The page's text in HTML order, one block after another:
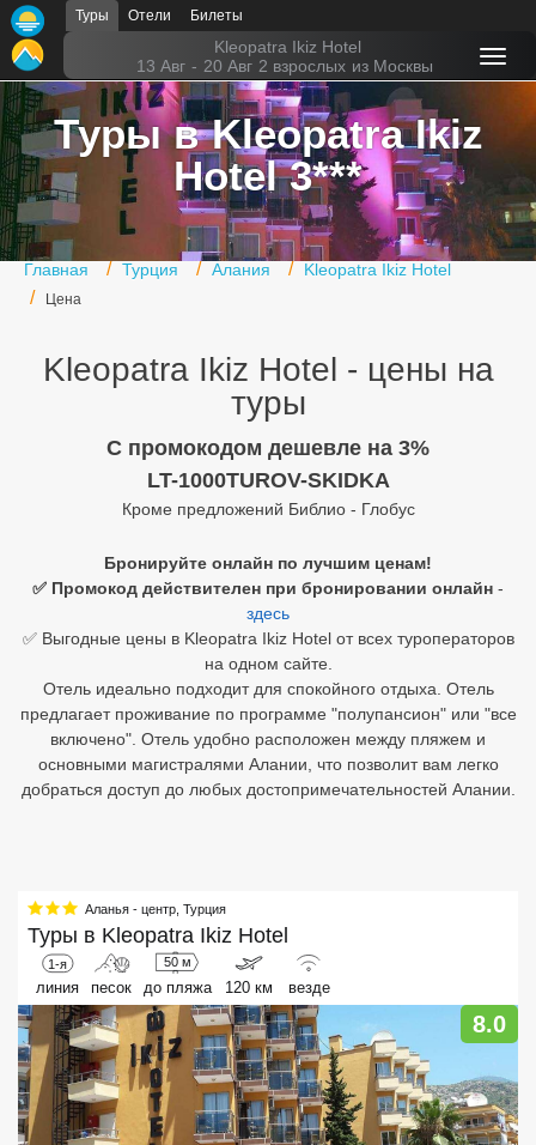
Туры Отели Билеты
Kleopatra Ikiz Hotel
13 Авг - 20 Авг 2 взрослых из Москвы
Туры в Kleopatra Ikiz
Hotel 3***
Главная Турция Алания Kleopatra Ikiz Hotel
Цена
Kleopatra Ikiz Hotel - цены на
туры
C промокодом дешевле на 3%
LT-1000TUROV-SKIDKA
Кроме предложений Библио - Глобус
Бронируйте онлайн по лучшим ценам!
✅ Промокод действителен при бронировании онлайн -
здесь
✅ Выгодные цены в Kleopatra Ikiz Hotel от всех туроператоров
на одном сайте.
Отель идеально подходит для спокойного отдыха. Отель
предлагает проживание по программе "полупансион" или "все
включено". Отель удобно расположен между пляжем и
основными магистралями Алании, что позволит вам легко
добраться доступ до любых достопримечательностей Алании.
Аланья - центр, Турция
Туры в Kleopatra Ikiz Hotel
1-я
линия песок
50 м
до пляжа 120 км везде
8.0
Главная
Горящие туры
Туры в Турцию
Туры в Египет
Туры в ОАЭ
Офис г. Москва
Подборки отелей
Египет
Куба
Бали
Вьетнам
Южный Гоа
Занзибар
Абхазия
Большой Сочи
Кав Мин Воды